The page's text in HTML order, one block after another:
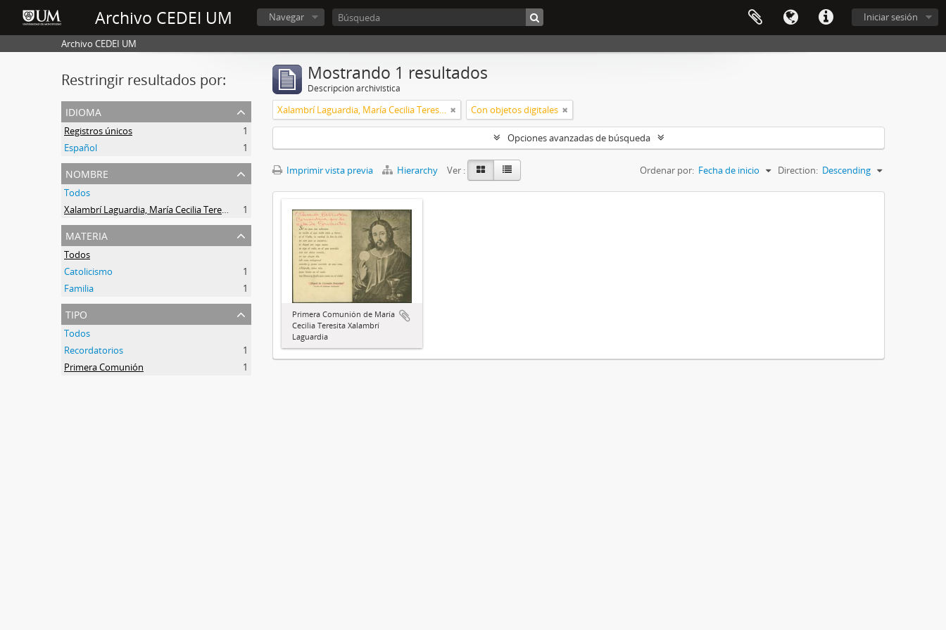
Archivo CEDEI UM Iniciar sesión
Navegar
Archivo CEDEI UM
Restringir resultados por:
idioma
Registros únicos
1
Español
1
nombre
Todos
Xalambrí Laguardia, María Cecilia Teresita
1
materia
Todos
Catolicismo
1
Familia
1
tipo
Todos
Recordatorios
1
Primera Comunión
1
Mostrando 1 resultados
Descripción archivística
Xalambrí Laguardia, María Cecilia Teresita Con objetos digitales
Opciones avanzadas de búsqueda
Imprimir vista previa Hierarchy Ver : Ordenar por: Fecha de inicio Direction: Descending
Primera Comunión de María
Cecilia Teresita Xalambrí
Laguardia